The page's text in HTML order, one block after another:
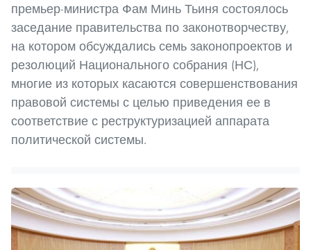
премьер-министра Фам Минь Тьиня состоялось
заседание правительства по законотворчеству,
на котором обсуждались семь законопроектов и
резолюций Национального собрания (НС),
многие из которых касаются совершенствования
правовой системы с целью приведения ее в
соответствие с реструктуризацией аппарата
политической системы.